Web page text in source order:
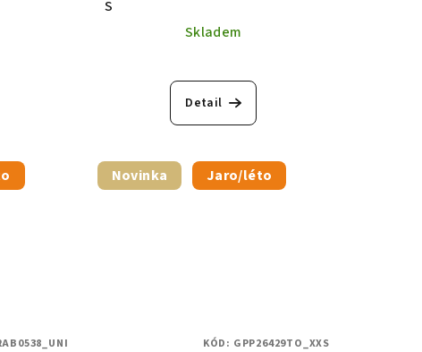
S
Skladem
Detail
Novinka Jaro/léto
KÓD: GPP26429TO_XXS